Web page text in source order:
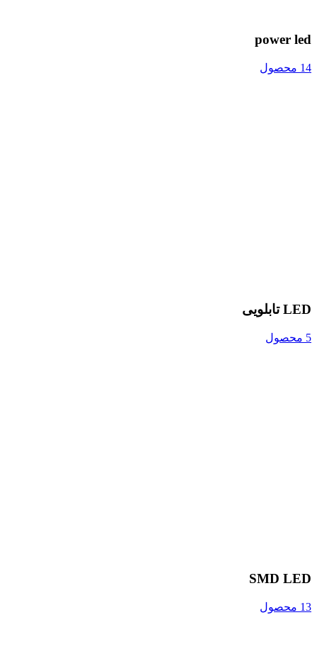
power led
14 محصول
LED تابلویی
5 محصول
SMD LED
13 محصول